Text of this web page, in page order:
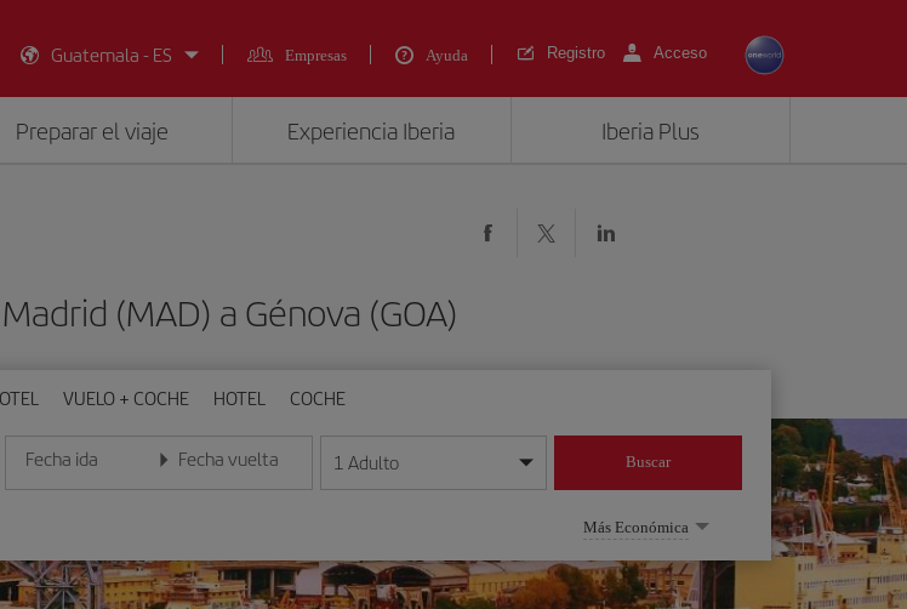
Guatemala - ES
Empresas Ayuda Registro Acceso
Preparar el viaje Experiencia Iberia Iberia Plus
(MAD) a Génova (GOA)
VUELO + COCHE HOTEL COCHE
Fecha ida
Introduce la fecha en formato día/mes/año
Fecha vuelta
Introduce la fecha en formato día/mes/año
1 Adulto Buscar
Más Económica